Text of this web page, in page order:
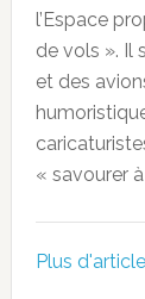
l’Espace
de vols ». Il
et des
« savourer
Plus